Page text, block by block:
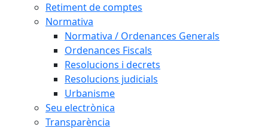
Retiment de comptes
Normativa
Normativa / Ordenances Generals
Ordenances Fiscals
Resolucions i decrets
Resolucions judicials
Urbanisme
Seu electrònica
Transparència